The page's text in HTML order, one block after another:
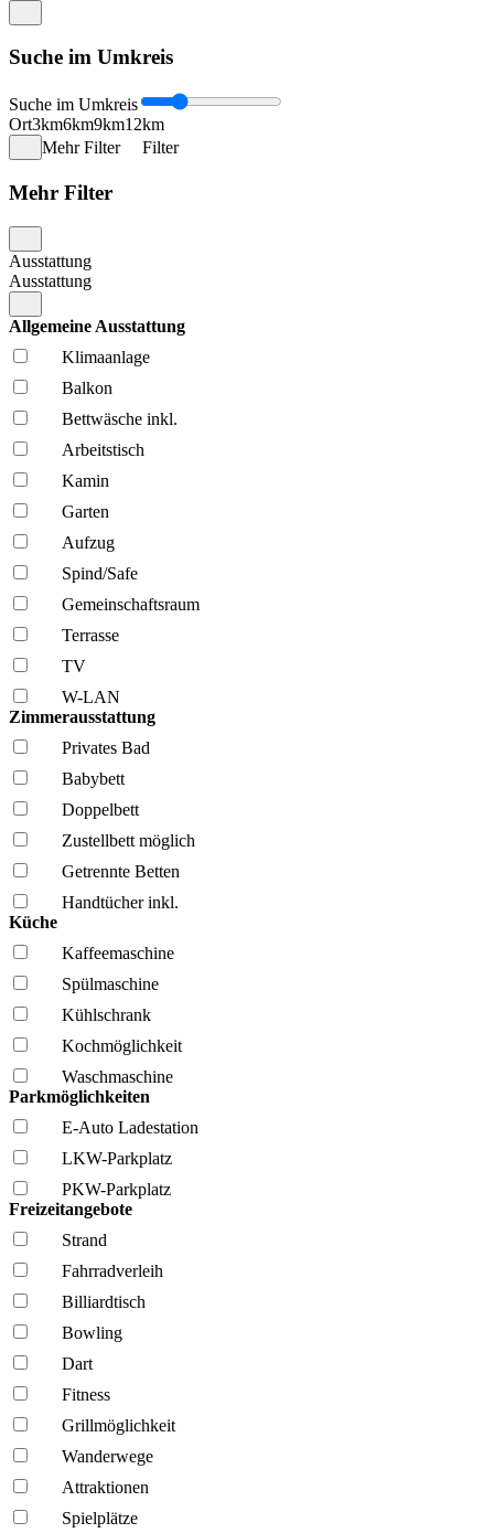
Suche im Umkreis
Suche im Umkreis
Ort3km6km9km12km
Mehr Filter
Filter
Mehr Filter
Ausstattung
Ausstattung
Allgemeine Ausstattung
Klima­anlage
Balkon
Bettwäsche inkl.
Arbeitstisch
Kamin
Garten
Aufzug
Spind/Safe
Gemeinschafts­raum
Terrasse
TV
W-LAN
Zimmerausstattung
Privates Bad
Babybett
Doppelbett
Zustellbett möglich
Getrennte Betten
Handtücher inkl.
Küche
Kaffee­maschine
Spül­maschine
Kühl­schrank
Kochmöglich­keit
Wasch­maschine
Parkmöglichkeiten
E-Auto Ladestation
LKW-Parkplatz
PKW-Parkplatz
Freizeitangebote
Strand
Fahrrad­verleih
Billiardtisch
Bowling
Dart
Fitness
Grillmöglich­keit
Wanderwege
Attraktionen
Spielplätze